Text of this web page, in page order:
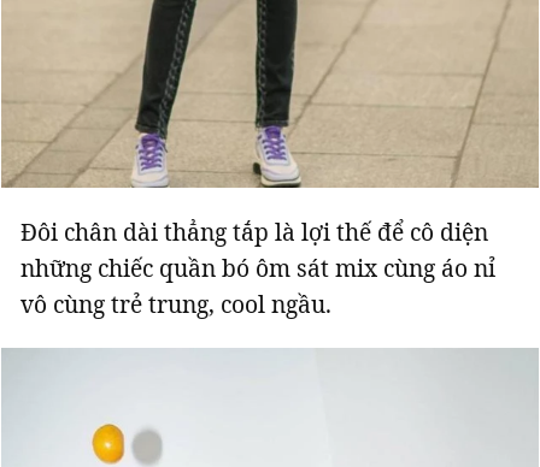
Đôi chân dài thẳng tắp là lợi thế để cô diện
những chiếc quần bó ôm sát mix cùng áo nỉ
vô cùng trẻ trung, cool ngầu.